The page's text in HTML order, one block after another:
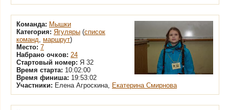
Команда: Мышки
Категория: Ягуляры (список
команд, маршрут)
Место: 7
Набрано очков: 24
Стартовый номер: Я 32
Время старта: 10:02:00
Время финиша: 19:53:02
Участники: Елена Агроскина, Екатерина Смирнова